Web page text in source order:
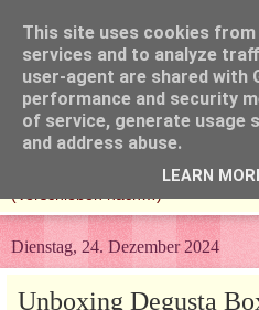
Dienstag, 24. Dezember 2024
Unboxing Degusta
This site uses cookies
services and to analyze
user-agent are shared with
performance and security
of service, generate usage
and address abuse.
LEARN